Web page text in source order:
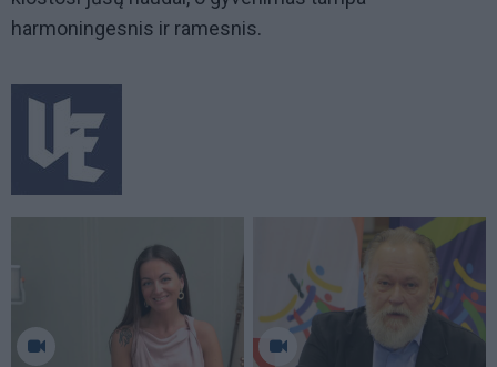
harmoningesnis ir ramesnis.